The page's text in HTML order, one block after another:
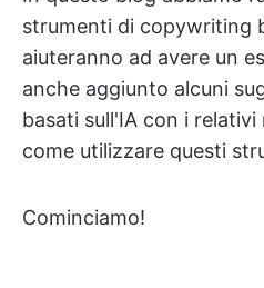
strumenti di copywriting
aiuteranno ad avere un
anche aggiunto alcuni
basati sull'IA con i
come utilizzare questi
Cominciamo!